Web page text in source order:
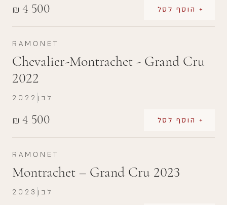
₪ 4 500 + הוסף לסל
RAMONET
Chevalier-Montrachet - Grand Cru
2022
₪ 4 500 + הוסף לסל
2022 לבן
RAMONET
Montrachet – Grand Cru 2023
2023 לבן